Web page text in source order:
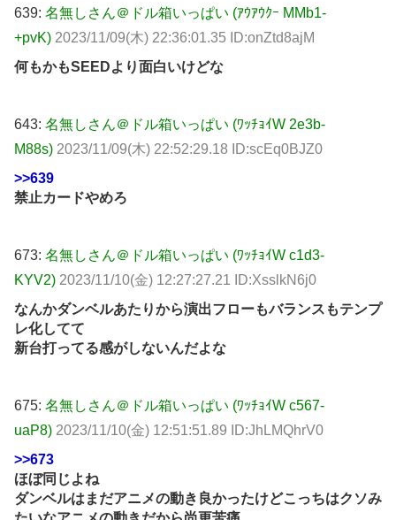
639: 名無しさん＠ドル箱いっぱい (ｱｳｱｳｸｰ MMb1-
+pvK) 2023/11/09(木) 22:36:01.35 ID:onZtd8ajM
何もかもSEEDより面白いけどな
643: 名無しさん＠ドル箱いっぱい (ﾜｯﾁｮｲW 2e3b-
M88s) 2023/11/09(木) 22:52:29.18 ID:scEq0BJZ0
>>639
禁止カードやめろ
673: 名無しさん＠ドル箱いっぱい (ﾜｯﾁｮｲW c1d3-
KYV2) 2023/11/10(金) 12:27:27.21 ID:XsslkN6j0
なんかダンベルあたりから演出フローもバランスもテンプ
レ化してて
新台打ってる感がしないんだよな
675: 名無しさん＠ドル箱いっぱい (ﾜｯﾁｮｲW c567-
uaP8) 2023/11/10(金) 12:51:51.89 ID:JhLMQhrV0
>>673
ほぼ同じよね
ダンベルはまだアニメの動き良かったけどこっちはクソみ